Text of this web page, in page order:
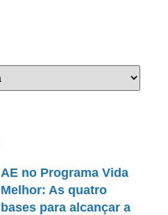
AE no Programa Vida
Melhor: As quatro
bases para alcançar a